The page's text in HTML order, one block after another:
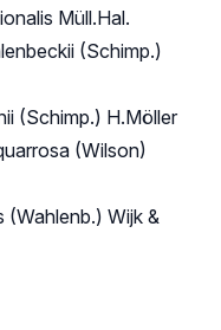
Müll.Hal.
(Schimp.)
(Schimp.) H.Möller
(Wilson)
(Wahlenb.) Wijk &